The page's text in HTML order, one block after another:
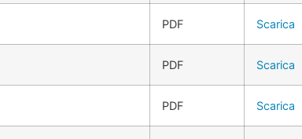
PDF Scarica
PDF Scarica
PDF Scarica